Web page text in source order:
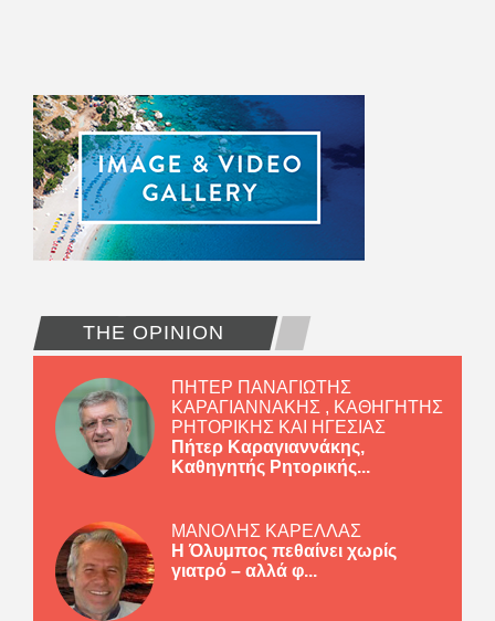
THE OPINION
ΠΗΤΕΡ ΠΑΝΑΓΙΩΤΗΣ
ΚΑΡΑΓΙΑΝΝΑΚΗΣ , ΚΑΘΗΓΗΤΗΣ
ΡΗΤΟΡΙΚΗΣ ΚΑΙ ΗΓΕΣΙΑΣ
Πήτερ Καραγιαννάκης,
Καθηγητής Ρητορικής...
ΜΑΝΟΛΗΣ ΚΑΡΕΛΛΑΣ
Η Όλυμπος πεθαίνει χωρίς
γιατρό – αλλά φ...